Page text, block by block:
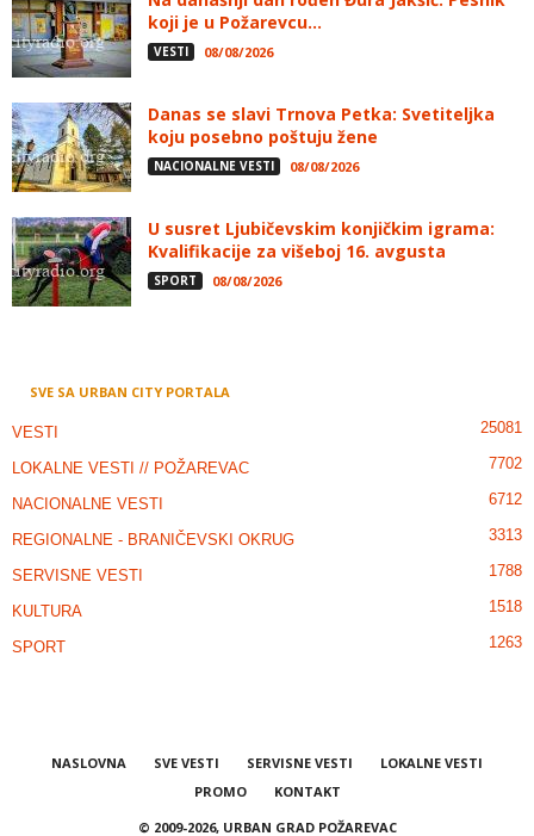
koji je u Požarevcu...
VESTI 08/08/2026
Danas se slavi Trnova Petka: Svetiteljka
koju posebno poštuju žene
NACIONALNE VESTI 08/08/2026
U susret Ljubičevskim konjičkim igrama:
Kvalifikacije za višeboj 16. avgusta
SPORT 08/08/2026
SVE SA URBAN CITY PORTALA
VESTI 25081
LOKALNE VESTI // POŽAREVAC 7702
NACIONALNE VESTI 6712
REGIONALNE - BRANIČEVSKI OKRUG 3313
SERVISNE VESTI 1788
KULTURA 1518
SPORT 1263
NASLOVNA SVE VESTI SERVISNE VESTI
LOKALNE VESTI
PROMO
KONTAKT
© 2009-2026, URBAN GRAD POŽAREVAC